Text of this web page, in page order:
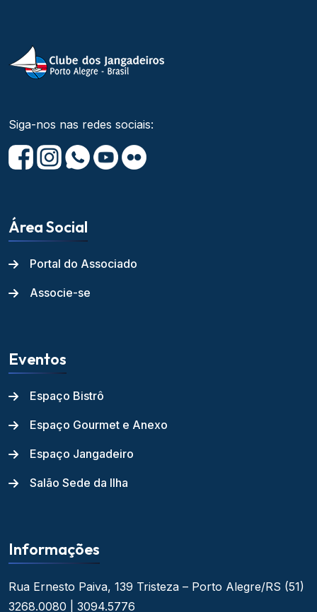
Siga-nos nas redes sociais:
Área Social
Portal do Associado
Associe-se
Eventos
Espaço Bistrô
Espaço Gourmet e Anexo
Espaço Jangadeiro
Salão Sede da Ilha
Informações
Rua Ernesto Paiva, 139 Tristeza – Porto Alegre/RS (51)
3268.0080 | 3094.5776